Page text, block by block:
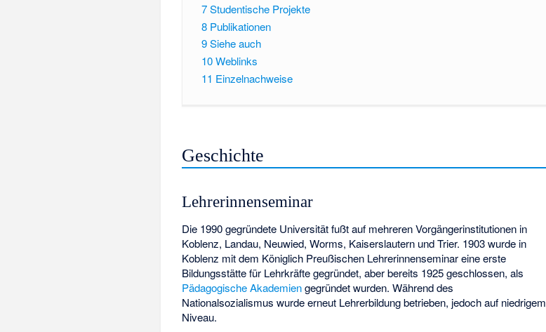
7Studentische Projekte
8 Publikationen
9Siehe auch
10Weblinks
11 Einzelnachweise
Geschichte
Lehrerinnenseminar
Die 1990 gegründete Universität fußt auf mehreren Vorgängerinstitutionen in
Koblenz, Landau, Neuwied, Worms, Kaiserslautern und Trier. 1903 wurde in
Koblenz mit dem Königlich Preußischen Lehrerinnenseminareine erste
Bildungsstätte für Lehrkräfte gegründet, aber bereits 1925 geschlossen, als
Pädagogische Akademiengegründet wurden. Während des
Nationalsozialismus wurde erneut Lehrerbildung betrieben, jedoch auf niedrigem
Niveau.